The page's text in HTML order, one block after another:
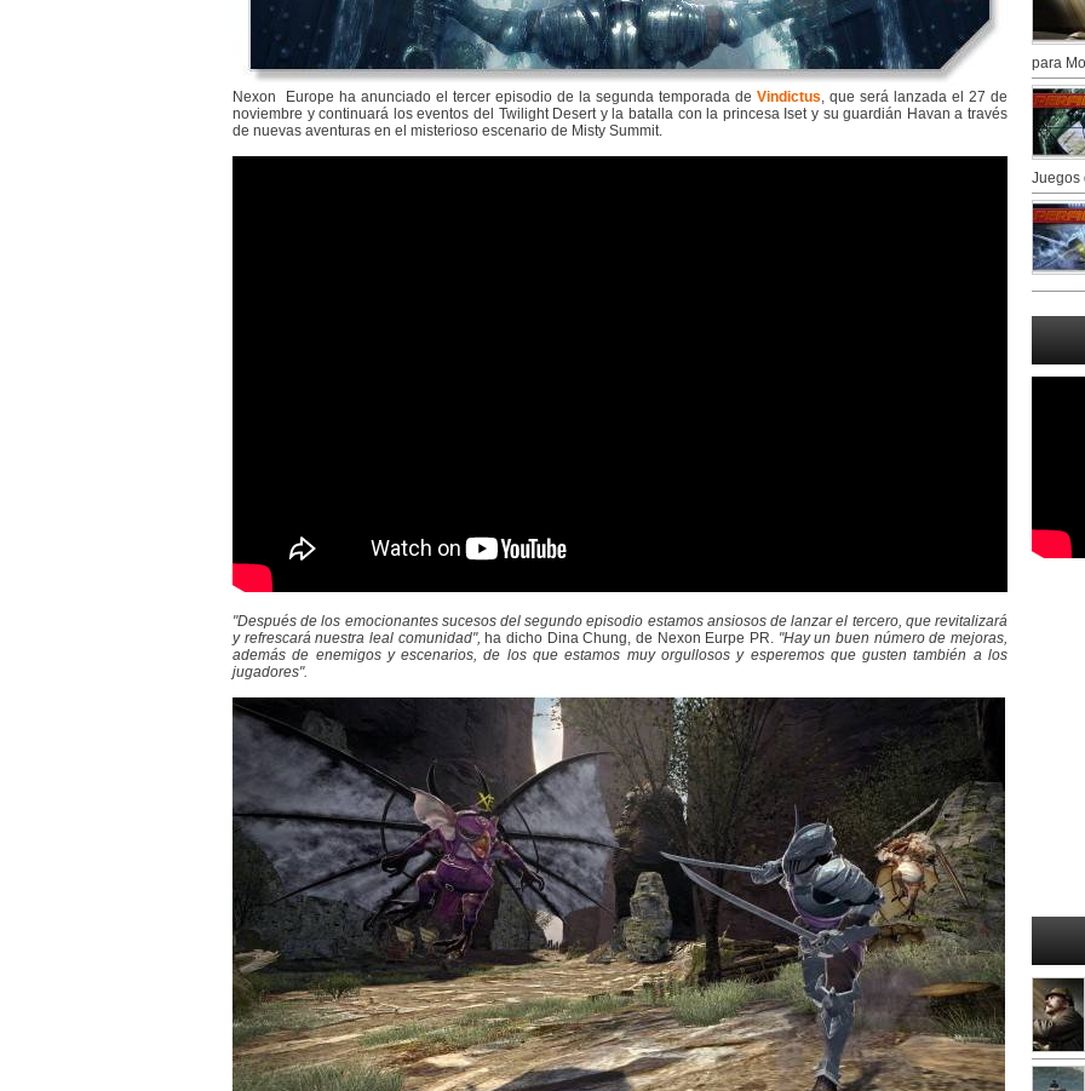
Nexon Europe ha anunciado el tercer episodio de la segunda temporada de Vindictus, que será lanzada el 27 de
noviembre y continuará los eventos del Twilight Desert y la batalla con la princesa Iset y su guardián Havan a través
de nuevas aventuras en el misterioso escenario de Misty Summit.
"Después de los emocionantes sucesos del segundo episodio estamos ansiosos de lanzar el tercero, que revitalizará
y refrescará nuestra leal comunidad", ha dicho Dina Chung, de Nexon Eurpe PR. "Hay un buen número de mejoras,
además de enemigos y escenarios, de los que estamos muy orgullosos y esperemos que gusten también a los
jugadores".
para
Juegos